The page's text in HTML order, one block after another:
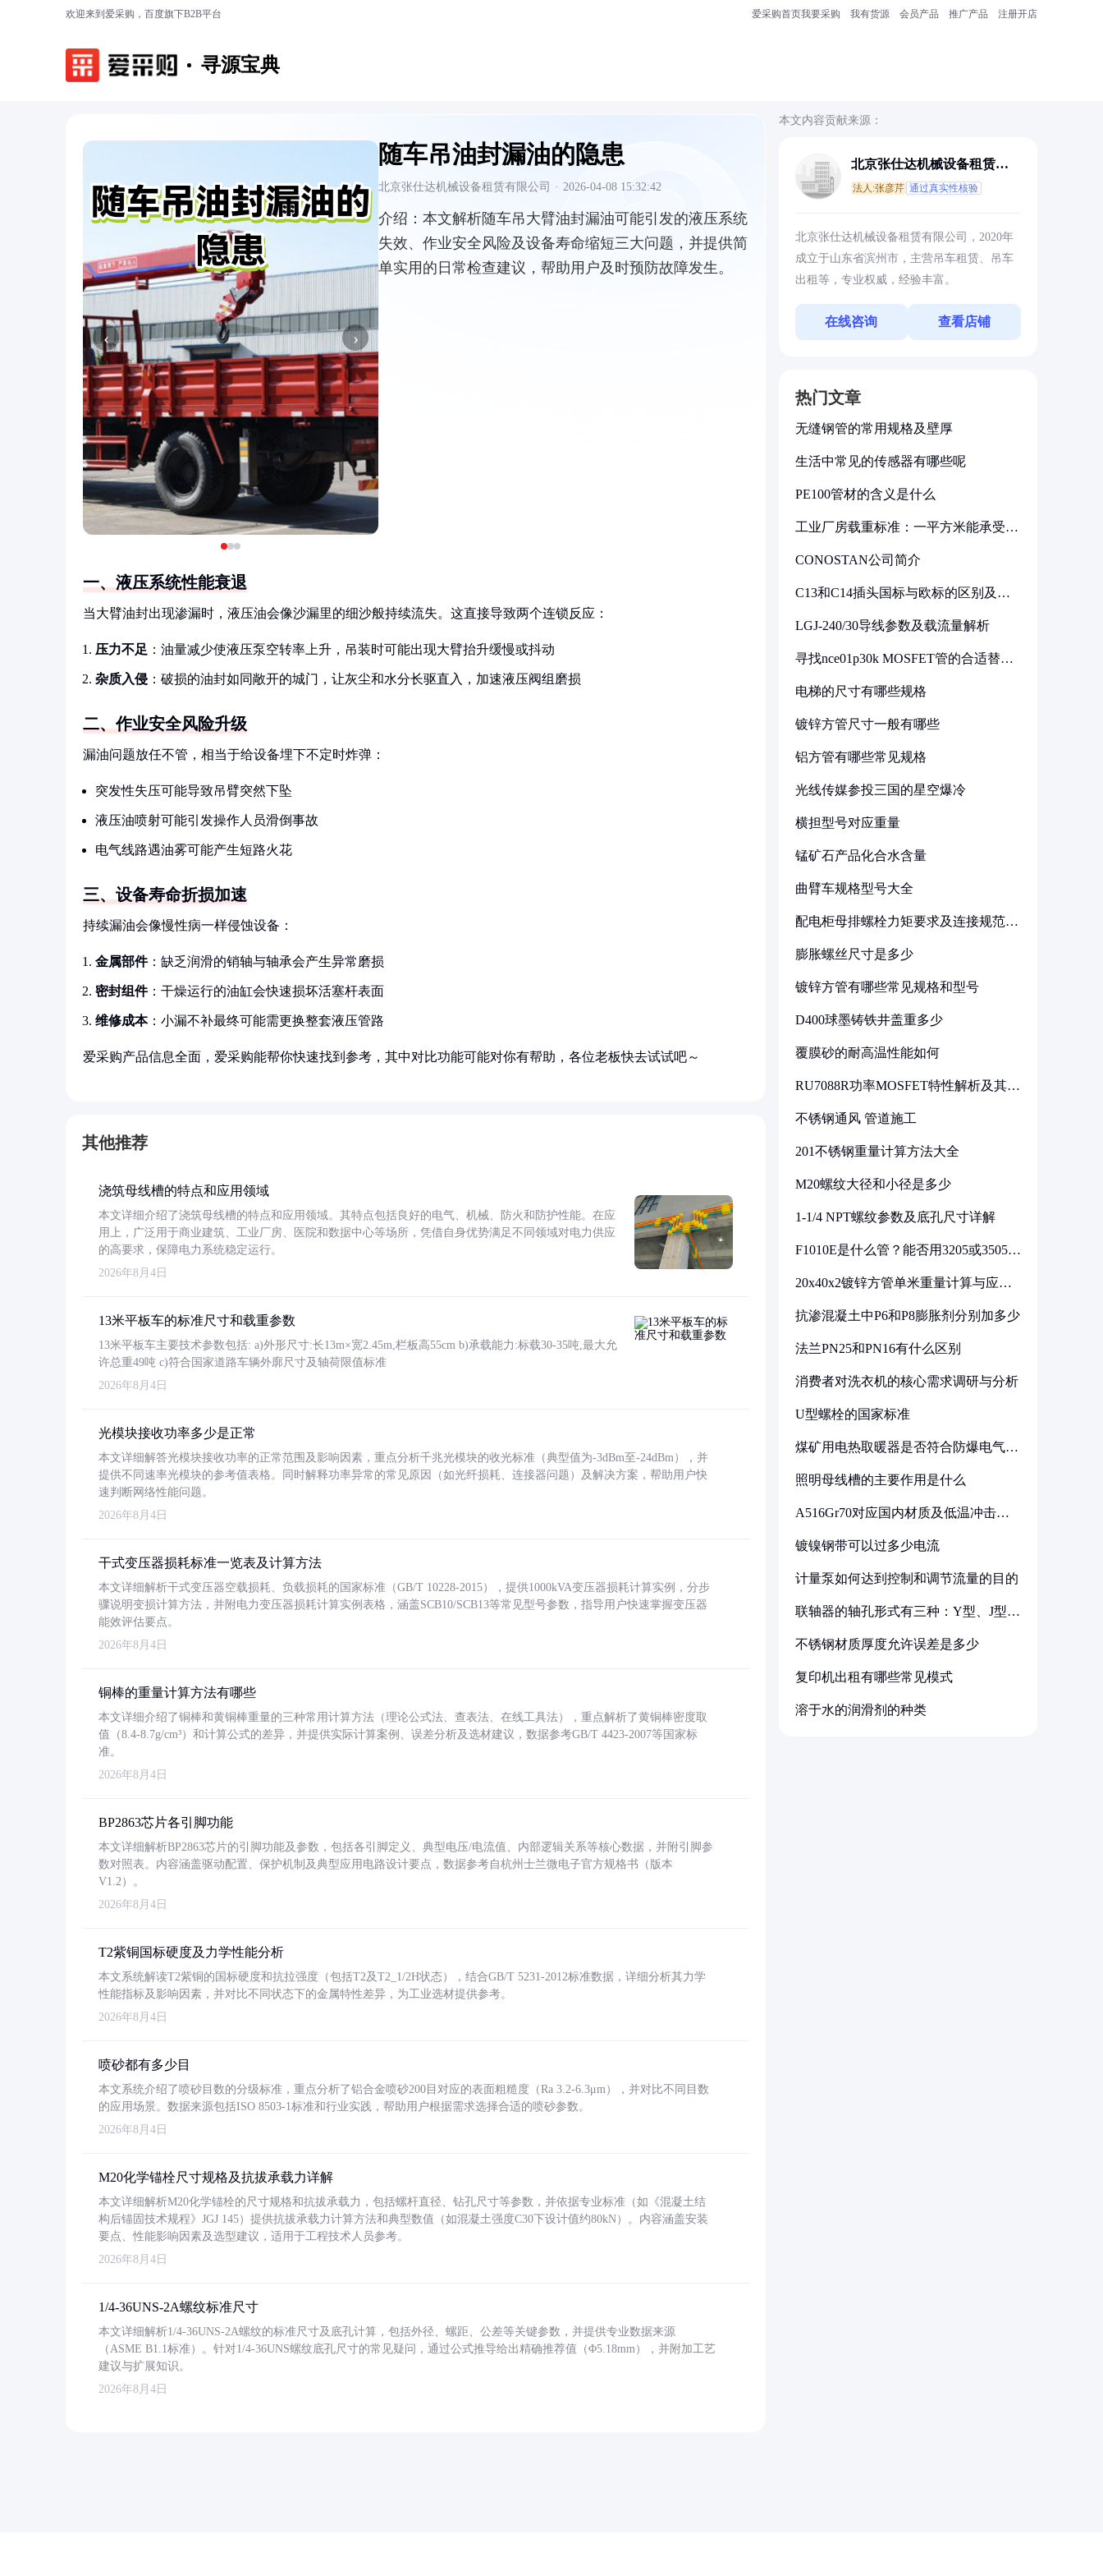
欢迎来到爱采购，百度旗下B2B平台 爱采购首页我要采购 我有货源 会员产品 推广产品 注册开店
寻源宝典
‹ ›
随车吊油封漏油的隐患
北京张仕达机械设备租赁有限公司 · 2026-04-08 15:32:42
介绍： 本文解析随车吊大臂油封漏油可能引发的液压系统
失效、作业安全风险及设备寿命缩短三大问题，并提供简
单实用的日常检查建议，帮助用户及时预防故障发生。
一、液压系统性能衰退
当大臂油封出现渗漏时，液压油会像沙漏里的细沙般持续流失。这直接导致两个连锁反应：
压力不足 ：油量减少使液压泵空转率上升，吊装时可能出现大臂抬升缓慢或抖动
杂质入侵 ：破损的油封如同敞开的城门，让灰尘和水分长驱直入，加速液压阀组磨损
二、作业安全风险升级
漏油问题放任不管，相当于给设备埋下不定时炸弹：
突发性失压可能导致吊臂突然下坠
液压油喷射可能引发操作人员滑倒事故
电气线路遇油雾可能产生短路火花
三、设备寿命折损加速
持续漏油会像慢性病一样侵蚀设备：
金属部件：缺乏润滑的销轴与轴承会产生异常磨损
密封组件：干燥运行的油缸会快速损坏活塞杆表面
维修成本：小漏不补最终可能需更换整套液压管路
爱采购产品信息全面，爱采购能帮你快速找到参考，其中对比功能可能对你有帮助，各位老板快去试试吧～
其他推荐
浇筑母线槽的特点和应用领域
本文详细介绍了浇筑母线槽的特点和应用领域。其特点包括良好的电气、机械、防火和防护性能。在应
用上，广泛用于商业建筑、工业厂房、医院和数据中心等场所，凭借自身优势满足不同领域对电力供应
的高要求，保障电力系统稳定运行。
2026年8月4日
13米平板车的标准尺寸和载重参数
13米平板车主要技术参数包括: a)外形尺寸:长13m×宽2.45m,栏板高55cm b)承载能力:标载30-35吨,最大允
许总重49吨 c)符合国家道路车辆外廓尺寸及轴荷限值标准
2026年8月4日
光模块接收功率多少是正常
本文详细解答光模块接收功率的正常范围及影响因素，重点分析千兆光模块的收光标准（典型值为-3dBm至-24dBm），并
提供不同速率光模块的参考值表格。同时解释功率异常的常见原因（如光纤损耗、连接器问题）及解决方案，帮助用户快
速判断网络性能问题。
2026年8月4日
干式变压器损耗标准一览表及计算方法
本文详细解析干式变压器空载损耗、负载损耗的国家标准（GB/T 10228-2015），提供1000kVA变压器损耗计算实例，分步
骤说明变损计算方法，并附电力变压器损耗计算实例表格，涵盖SCB10/SCB13等常见型号参数，指导用户快速掌握变压器
能效评估要点。
2026年8月4日
铜棒的重量计算方法有哪些
本文详细介绍了铜棒和黄铜棒重量的三种常用计算方法（理论公式法、查表法、在线工具法），重点解析了黄铜棒密度取
值（8.4-8.7g/cm³）和计算公式的差异，并提供实际计算案例、误差分析及选材建议，数据参考GB/T 4423-2007等国家标
准。
2026年8月4日
BP2863芯片各引脚功能
本文详细解析BP2863芯片的引脚功能及参数，包括各引脚定义、典型电压/电流值、内部逻辑关系等核心数据，并附引脚参
数对照表。内容涵盖驱动配置、保护机制及典型应用电路设计要点，数据参考自杭州士兰微电子官方规格书（版本
V1.2）。
2026年8月4日
T2紫铜国标硬度及力学性能分析
本文系统解读T2紫铜的国标硬度和抗拉强度（包括T2及T2_1/2H状态），结合GB/T 5231-2012标准数据，详细分析其力学
性能指标及影响因素，并对比不同状态下的金属特性差异，为工业选材提供参考。
2026年8月4日
喷砂都有多少目
本文系统介绍了喷砂目数的分级标准，重点分析了铝合金喷砂200目对应的表面粗糙度（Ra 3.2-6.3μm），并对比不同目数
的应用场景。数据来源包括ISO 8503-1标准和行业实践，帮助用户根据需求选择合适的喷砂参数。
2026年8月4日
M20化学锚栓尺寸规格及抗拔承载力详解
本文详细解析M20化学锚栓的尺寸规格和抗拔承载力，包括螺杆直径、钻孔尺寸等参数，并依据专业标准（如《混凝土结
构后锚固技术规程》JGJ 145）提供抗拔承载力计算方法和典型数值（如混凝土强度C30下设计值约80kN）。内容涵盖安装
要点、性能影响因素及选型建议，适用于工程技术人员参考。
2026年8月4日
1/4-36UNS-2A螺纹标准尺寸
本文详细解析1/4-36UNS-2A螺纹的标准尺寸及底孔计算，包括外径、螺距、公差等关键参数，并提供专业数据来源
（ASME B1.1标准）。针对1/4-36UNS螺纹底孔尺寸的常见疑问，通过公式推导给出精确推荐值（Φ5.18mm），并附加工艺
建议与扩展知识。
2026年8月4日
本文内容贡献来源：
北京张仕达机械设备租赁有
法人:张彦芹 通过真实性核验
北京张仕达机械设备租赁有限公司，2020年
成立于山东省滨州市，主营吊车租赁、吊车
出租等，专业权威，经验丰富。
在线咨询 查看店铺
热门文章
无缝钢管的常用规格及壁厚
生活中常见的传感器有哪些呢
PE100管材的含义是什么
工业厂房载重标准：一平方米能承受多
CONOSTAN公司简介
C13和C14插头国标与欧标的区别及其
LGJ-240/30导线参数及载流量解析
寻找nce01p30k MOSFET管的合适替代
电梯的尺寸有哪些规格
镀锌方管尺寸一般有哪些
铝方管有哪些常见规格
光线传媒参投三国的星空爆冷
横担型号对应重量
锰矿石产品化合水含量
曲臂车规格型号大全
配电柜母排螺栓力矩要求及连接规范详
膨胀螺丝尺寸是多少
镀锌方管有哪些常见规格和型号
D400球墨铸铁井盖重多少
覆膜砂的耐高温性能如何
RU7088R功率MOSFET特性解析及其在
不锈钢通风 管道施工
201不锈钢重量计算方法大全
M20螺纹大径和小径是多少
1-1/4 NPT螺纹参数及底孔尺寸详解
F1010E是什么管？能否用3205或3505代
20x40x2镀锌方管单米重量计算与应用
抗渗混凝土中P6和P8膨胀剂分别加多少
法兰PN25和PN16有什么区别
消费者对洗衣机的核心需求调研与分析
U型螺栓的国家标准
煤矿用电热取暖器是否符合防爆电气设
照明母线槽的主要作用是什么
A516Gr70对应国内材质及低温冲击要
镀镍钢带可以过多少电流
计量泵如何达到控制和调节流量的目的
联轴器的轴孔形式有三种：Y型、J型、
不锈钢材质厚度允许误差是多少
复印机出租有哪些常见模式
溶于水的润滑剂的种类